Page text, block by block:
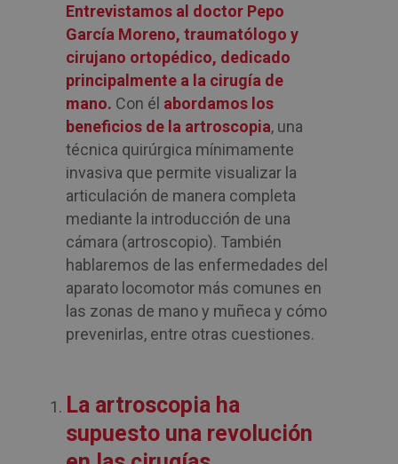
Entrevistamos al doctor Pepo
García Moreno, traumatólogo y
cirujano ortopédico, dedicado
principalmente a la cirugía de
mano. Con él abordamos los
beneficios de la artroscopia, una
técnica quirúrgica mínimamente
invasiva que permite visualizar la
articulación de manera completa
mediante la introducción de una
cámara (artroscopio). También
hablaremos de las enfermedades del
aparato locomotor más comunes en
las zonas de mano y muñeca y cómo
prevenirlas, entre otras cuestiones.
La artroscopia ha
supuesto una revolución